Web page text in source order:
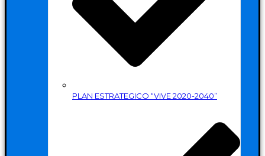
PLAN ESTRATEGICO “VIVE 2020-2040”